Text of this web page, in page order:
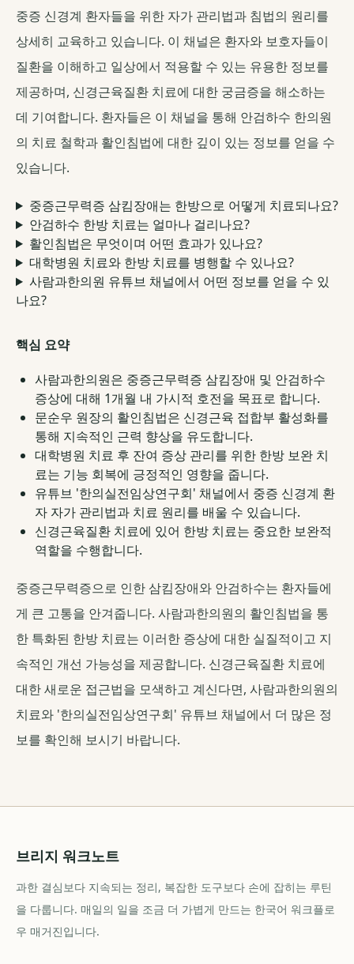
중증 신경계 환자들을 위한 자가 관리법과 침법의 원리를
상세히 교육하고 있습니다. 이 채널은 환자와 보호자들이
질환을 이해하고 일상에서 적용할 수 있는 유용한 정보를
제공하며, 신경근육질환 치료에 대한 궁금증을 해소하는
데 기여합니다. 환자들은 이 채널을 통해 안검하수 한의원
의 치료 철학과 활인침법에 대한 깊이 있는 정보를 얻을 수
있습니다.
중증근무력증 삼킴장애는 한방으로 어떻게 치료되나요?
안검하수 한방 치료는 얼마나 걸리나요?
활인침법은 무엇이며 어떤 효과가 있나요?
대학병원 치료와 한방 치료를 병행할 수 있나요?
사람과한의원 유튜브 채널에서 어떤 정보를 얻을 수 있
나요?
핵심 요약
사람과한의원은 중증근무력증 삼킴장애 및 안검하수
증상에 대해 1개월 내 가시적 호전을 목표로 합니다.
문순우 원장의 활인침법은 신경근육 접합부 활성화를
통해 지속적인 근력 향상을 유도합니다.
대학병원 치료 후 잔여 증상 관리를 위한 한방 보완 치
료는 기능 회복에 긍정적인 영향을 줍니다.
유튜브 '한의실전임상연구회' 채널에서 중증 신경계 환
자 자가 관리법과 치료 원리를 배울 수 있습니다.
신경근육질환 치료에 있어 한방 치료는 중요한 보완적
역할을 수행합니다.
중증근무력증으로 인한 삼킴장애와 안검하수는 환자들에
게 큰 고통을 안겨줍니다. 사람과한의원의 활인침법을 통
한 특화된 한방 치료는 이러한 증상에 대한 실질적이고 지
속적인 개선 가능성을 제공합니다. 신경근육질환 치료에
대한 새로운 접근법을 모색하고 계신다면, 사람과한의원의
치료와 '한의실전임상연구회' 유튜브 채널에서 더 많은 정
보를 확인해 보시기 바랍니다.
브리지 워크노트
과한 결심보다 지속되는 정리, 복잡한 도구보다 손에 잡히는 루틴
을 다룹니다. 매일의 일을 조금 더 가볍게 만드는 한국어 워크플로
우 매거진입니다.